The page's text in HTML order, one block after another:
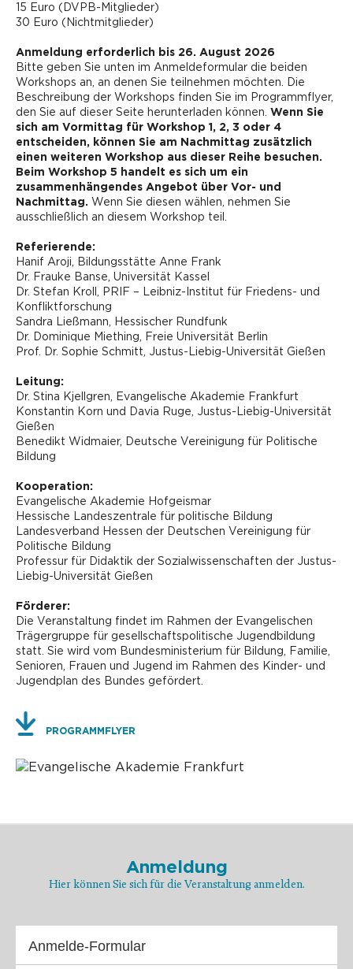
15 Euro (DVPB-Mitglieder)
30 Euro (Nichtmitglieder)
Anmeldung erforderlich bis 26. August 2026
Bitte geben Sie unten im Anmeldeformular die beiden
Workshops an, an denen Sie teilnehmen möchten. Die
Beschreibung der Workshops finden Sie im Programmflyer,
den Sie auf dieser Seite herunterladen können. Wenn Sie
sich am Vormittag für Workshop 1, 2, 3 oder 4
entscheiden, können Sie am Nachmittag zusätzlich
einen weiteren Workshop aus dieser Reihe besuchen.
Beim Workshop 5 handelt es sich um ein
zusammenhängendes Angebot über Vor- und
Nachmittag. Wenn Sie diesen wählen, nehmen Sie
ausschließlich an diesem Workshop teil.
Referierende:
Hanif Aroji, Bildungsstätte Anne Frank
Dr. Frauke Banse, Universität Kassel
Dr. Stefan Kroll, PRIF – Leibniz-Institut für Friedens- und
Konfliktforschung
Sandra Ließmann, Hessischer Rundfunk
Dr. Dominique Miething, Freie Universität Berlin
Prof. Dr. Sophie Schmitt, Justus-Liebig-Universität Gießen
Leitung:
Dr. Stina Kjellgren, Evangelische Akademie Frankfurt
Konstantin Korn und Davia Ruge, Justus-Liebig-Universität
Gießen
Benedikt Widmaier, Deutsche Vereinigung für Politische
Bildung
Kooperation:
Evangelische Akademie Hofgeismar
Hessische Landeszentrale für politische Bildung
Landesverband Hessen der Deutschen Vereinigung für
Politische Bildung
Professur für Didaktik der Sozialwissenschaften der Justus-
Liebig-Universität Gießen
Förderer:
Die Veranstaltung findet im Rahmen der Evangelischen
Trägergruppe für gesellschaftspolitische Jugendbildung
statt. Sie wird vom Bundesministerium für Bildung, Familie,
Senioren, Frauen und Jugend im Rahmen des Kinder- und
Jugendplan des Bundes gefördert.
PROGRAMMFLYER
Anmeldung
Hier können Sie sich für die Veranstaltung anmelden.